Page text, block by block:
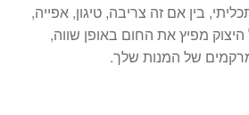
בין אם זה צריבה, טיגון, אפייה,
מפיץ את החום באופן שווה,
של המנות שלך.